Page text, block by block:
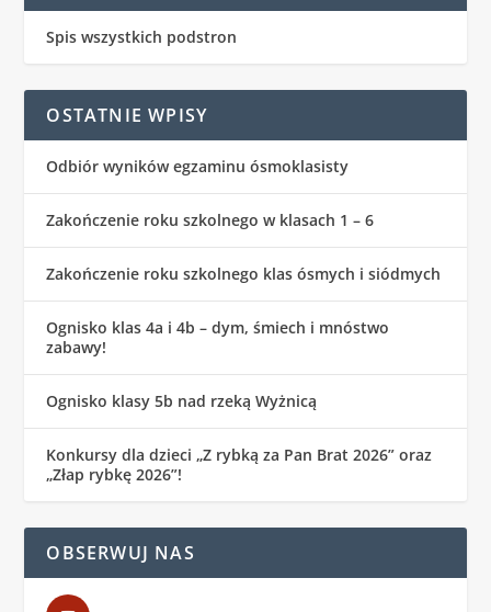
Spis wszystkich podstron
OSTATNIE WPISY
Odbiór wyników egzaminu ósmoklasisty
Zakończenie roku szkolnego w klasach 1 – 6
Zakończenie roku szkolnego klas ósmych i siódmych
Ognisko klas 4a i 4b – dym, śmiech i mnóstwo
zabawy!
Ognisko klasy 5b nad rzeką Wyżnicą
Konkursy dla dzieci „Z rybką za Pan Brat 2026” oraz
„Złap rybkę 2026”!
OBSERWUJ NAS